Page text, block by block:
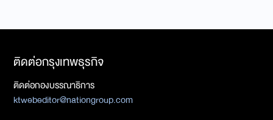
ติดต่อกรุงเทพธุรกิจ
ติดต่อกองบรรณาธิการ
ktwebeditor@nationgroup.com